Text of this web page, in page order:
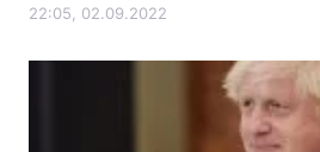
22:05, 02.09.2022